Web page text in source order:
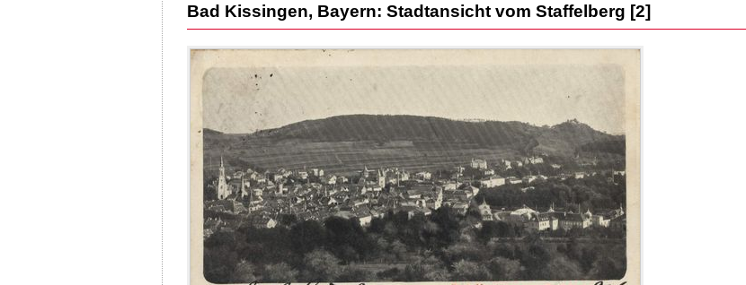
Bad Kissingen, Bayern: Stadtansicht vom Staffelberg [2]